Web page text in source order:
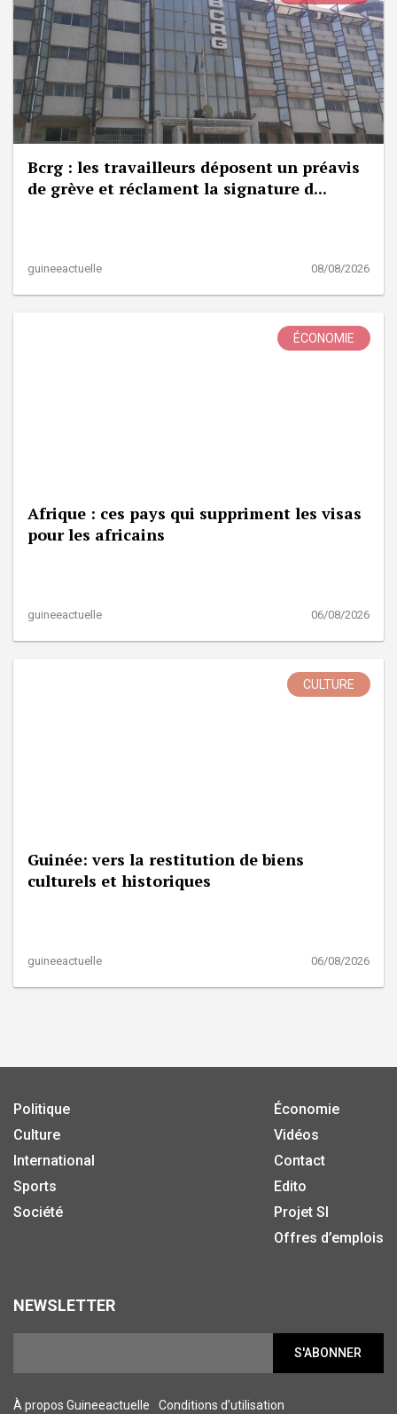
Bcrg : les travailleurs déposent un préavis
de grève et réclament la signature d...
guineeactuelle 08/08/2026
ÉCONOMIE
Afrique : ces pays qui suppriment les visas
pour les africains
guineeactuelle 06/08/2026
CULTURE
Guinée: vers la restitution de biens
culturels et historiques
guineeactuelle 06/08/2026
Politique
Culture
International
Sports
Société
Économie
Vidéos
Contact
Edito
Projet SI
Offres d’emplois
NEWSLETTER
S'ABONNER
À propos Guineeactuelle Conditions d’utilisation